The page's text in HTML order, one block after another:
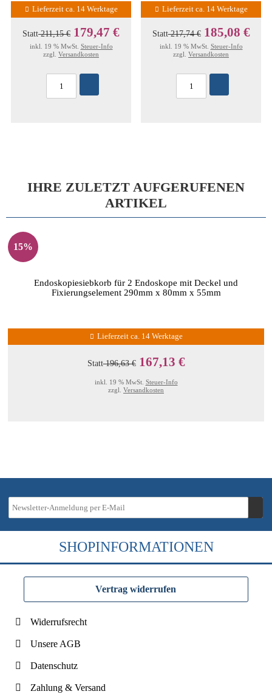
Lieferzeit ca. 14 Werktage
Statt211,15 € 179,47 €
inkl. 19 % MwSt. Steuer-Info
zzgl. Versandkosten
Lieferzeit ca. 14 Werktage
Statt217,74 € 185,08 €
inkl. 19 % MwSt. Steuer-Info
zzgl. Versandkosten
IHRE ZULETZT AUFGERUFENEN
ARTIKEL
15%
Endoskopiesiebkorb für 2 Endoskope mit Deckel und
Fixierungselement 290mm x 80mm x 55mm
Lieferzeit ca. 14 Werktage
Statt196,63 € 167,13 €
inkl. 19 % MwSt. Steuer-Info
zzgl. Versandkosten
SHOPINFORMATIONEN
Vertrag widerrufen
Widerrufsrecht
Unsere AGB
Datenschutz
Zahlung & Versand